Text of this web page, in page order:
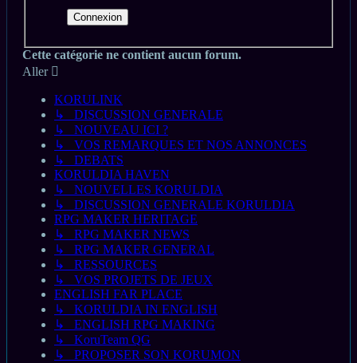
Cette catégorie ne contient aucun forum.
Aller
KORULINK
↳ DISCUSSION GENERALE
↳ NOUVEAU ICI ?
↳ VOS REMARQUES ET NOS ANNONCES
↳ DEBATS
KORULDIA HAVEN
↳ NOUVELLES KORULDIA
↳ DISCUSSION GENERALE KORULDIA
RPG MAKER HERITAGE
↳ RPG MAKER NEWS
↳ RPG MAKER GENERAL
↳ RESSOURCES
↳ VOS PROJETS DE JEUX
ENGLISH FAR PLACE
↳ KORULDIA IN ENGLISH
↳ ENGLISH RPG MAKING
↳ KoruTeam QG
↳ PROPOSER SON KORUMON